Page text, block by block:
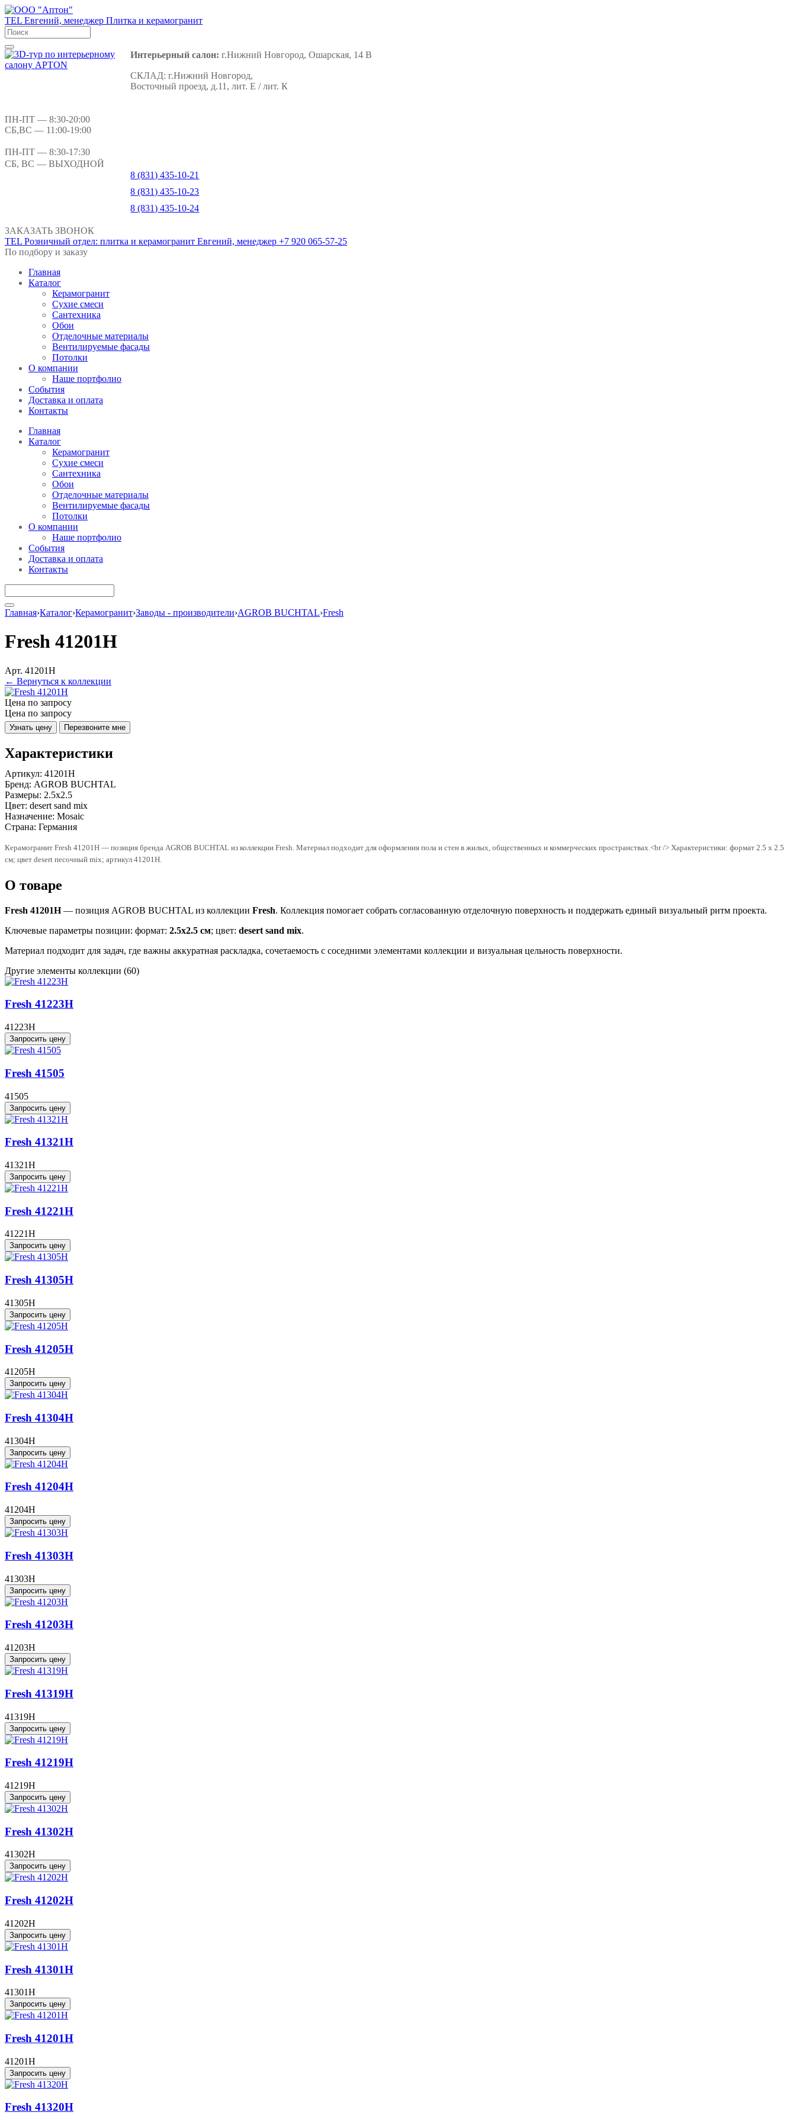
TEL Евгений, менеджер Плитка и керамогранит
Интерьерный салон: г.Нижний Новгород, Ошарская, 14 В
СКЛАД: г.Нижний Новгород,
Восточный проезд, д.11, лит. Е / лит. К
ПН-ПТ — 8:30-20:00
СБ,ВС — 11:00-19:00
ПН-ПТ — 8:30-17:30
СБ, ВС — ВЫХОДНОЙ
8 (831) 435-10-21
8 (831) 435-10-23
8 (831) 435-10-24
ЗАКАЗАТЬ ЗВОНОК
TEL Розничный отдел: плитка и керамогранит Евгений, менеджер +7 920 065-57-25
По подбору и заказу
Главная
Каталог
Керамогранит
Сухие смеси
Сантехника
Обои
Отделочные материалы
Вентилируемые фасады
Потолки
О компании
Наше портфолио
События
Доставка и оплата
Контакты
Главная
Каталог
Керамогранит
Сухие смеси
Сантехника
Обои
Отделочные материалы
Вентилируемые фасады
Потолки
О компании
Наше портфолио
События
Доставка и оплата
Контакты
Главная›Каталог›Керамогранит›Заводы - производители›AGROB BUCHTAL›Fresh
Fresh 41201H
Арт. 41201H
← Вернуться к коллекции
Цена по запросу
Цена по запросу
Узнать цену Перезвоните мне
Характеристики
Артикул: 41201H
Бренд: AGROB BUCHTAL
Размеры: 2.5x2.5
Цвет: desert sand mix
Назначение: Mosaic
Страна: Германия
Керамогранит Fresh 41201H — позиция бренда AGROB BUCHTAL из коллекции Fresh. Материал подходит для оформления пола и стен в жилых, общественных и коммерческих пространствах.<br /> Характеристики: формат 2.5 x 2.5
см; цвет desert песочный mix; артикул 41201H.
О товаре
Fresh 41201H— позиция AGROB BUCHTAL из коллекции Fresh. Коллекция помогает собрать согласованную отделочную поверхность и поддержать единый визуальный ритм проекта.
Ключевые параметры позиции: формат: 2.5x2.5 см; цвет: desert sand mix.
Материал подходит для задач, где важны аккуратная раскладка, сочетаемость с соседними элементами коллекции и визуальная цельность поверхности.
Другие элементы коллекции (60)
Fresh 41223H
41223H
Запросить цену
Fresh 41505
41505
Запросить цену
Fresh 41321H
41321H
Запросить цену
Fresh 41221H
41221H
Запросить цену
Fresh 41305H
41305H
Запросить цену
Fresh 41205H
41205H
Запросить цену
Fresh 41304H
41304H
Запросить цену
Fresh 41204H
41204H
Запросить цену
Fresh 41303H
41303H
Запросить цену
Fresh 41203H
41203H
Запросить цену
Fresh 41319H
41319H
Запросить цену
Fresh 41219H
41219H
Запросить цену
Fresh 41302H
41302H
Запросить цену
Fresh 41202H
41202H
Запросить цену
Fresh 41301H
41301H
Запросить цену
Fresh 41201H
41201H
Запросить цену
Fresh 41320H